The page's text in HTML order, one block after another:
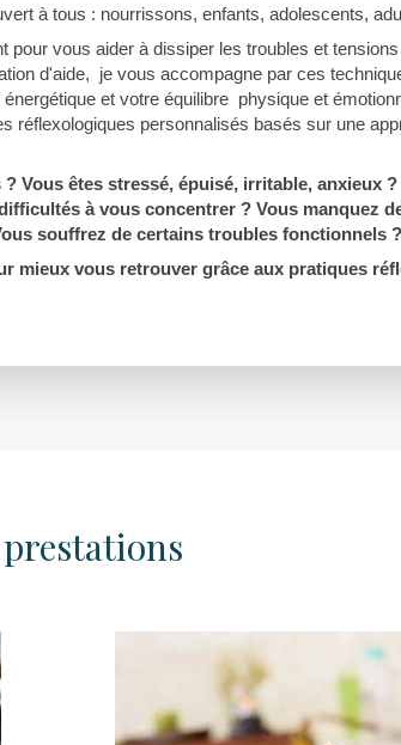
à tous : nourrissons, enfants, adolescents,
pour vous aider à dissiper les troubles et
d'aide, je vous accompagne par ces
et votre équilibre physique et
réflexologiques personnalisés basés sur une
Vous êtes stressé, épuisé, irritable, anxieux
à vous concentrer ? Vous manquez
souffrez de certains troubles fonctionnels
mieux vous retrouver grâce aux pratiques